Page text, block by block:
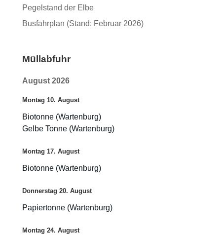
Pegelstand der Elbe
Busfahrplan (Stand: Februar 2026)
Müllabfuhr
August 2026
Montag 10. August
Biotonne (Wartenburg)
Gelbe Tonne (Wartenburg)
Montag 17. August
Biotonne (Wartenburg)
Donnerstag 20. August
Papiertonne (Wartenburg)
Montag 24. August